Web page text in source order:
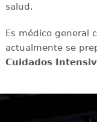
salud.
Es médico general
actualmente se
Cuidados